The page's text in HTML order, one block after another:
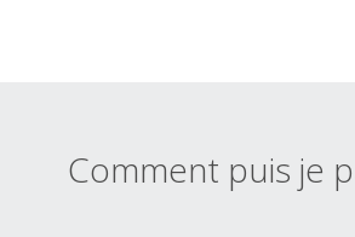
Comment puis je